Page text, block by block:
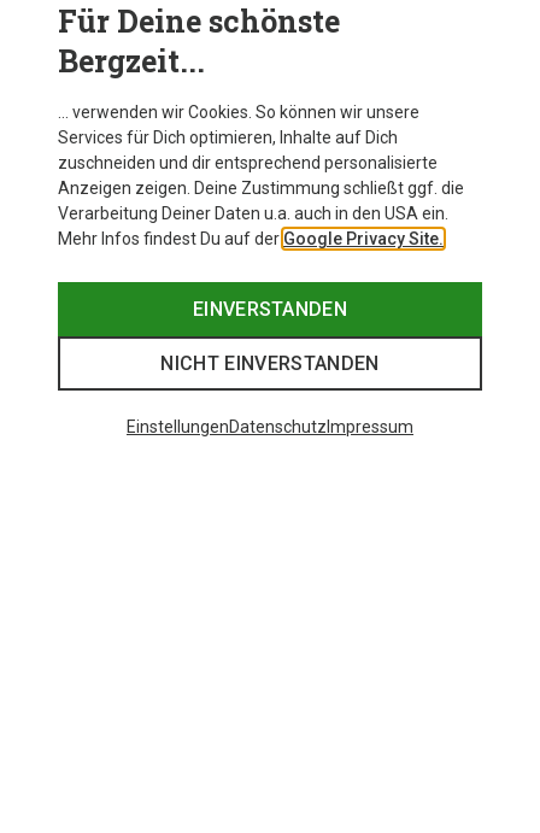
Du sparst 11%
Für Deine schönste
Bergzeit...
… verwenden wir Cookies. So können wir unsere
Services für Dich optimieren, Inhalte auf Dich
zuschneiden und dir entsprechend personalisierte
Anzeigen zeigen. Deine Zustimmung schließt ggf. die
Verarbeitung Deiner Daten u.a. auch in den USA ein.
Mehr Infos findest Du auf der Google Privacy Site.
EINVERSTANDEN
NICHT EINVERSTANDEN
EinstellungenDatenschutz Impressum